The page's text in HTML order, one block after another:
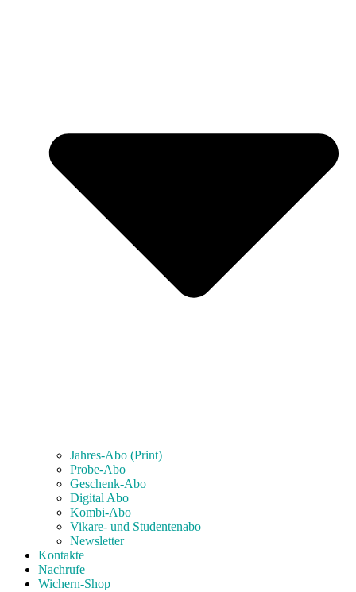
Jahres-Abo (Print)
Probe-Abo
Geschenk-Abo
Digital Abo
Kombi-Abo
Vikare- und Studentenabo
Newsletter
Kontakte
Nachrufe
Wichern-Shop